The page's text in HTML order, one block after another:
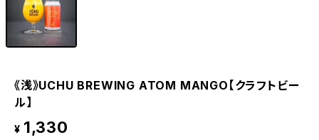
《浅》UCHU BREWING ATOM MANGO【クラフトビー
ル】
¥ 1,330